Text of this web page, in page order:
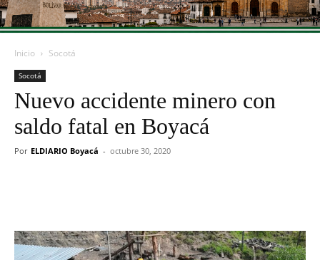
Inicio Socotá
Socotá
Nuevo accidente minero con
saldo fatal en Boyacá
Por ELDIARIO Boyacá - octubre 30, 2020